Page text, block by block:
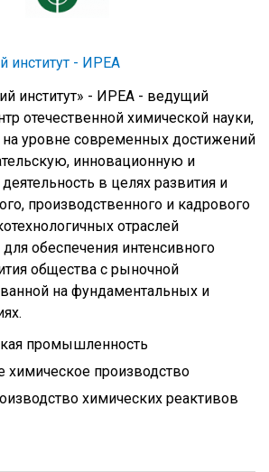
институт - ИРЕА
институт» - ИРЕА - ведущий
отечественной химической науки,
уровне современных достижений
инновационную и
в целях развития и
производственного и кадрового
отраслей
обеспечения интенсивного
общества с рыночной
на фундаментальных и
промышленность
химическое производство
химических реактивов